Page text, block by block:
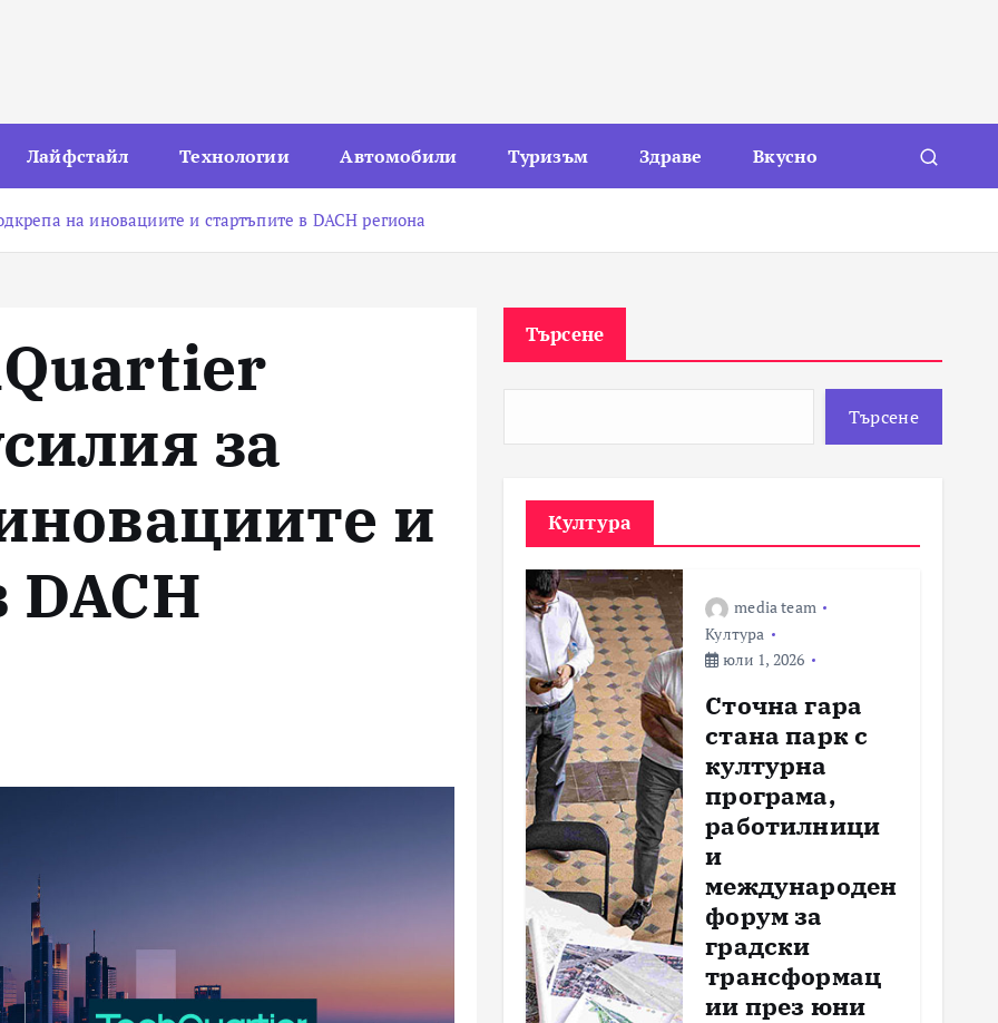
Лайфстайл Технологии Автомобили Туризъм Здраве Вкусно
на иновациите и стартъпите в DACH региона
за
и
Търсене
Търсене
Култура
media team
Култура
юли 1, 2026
Сточна гара
стана парк с
културна
програма,
работилници
и
международен
форум за
градски
трансформац
ии през юни